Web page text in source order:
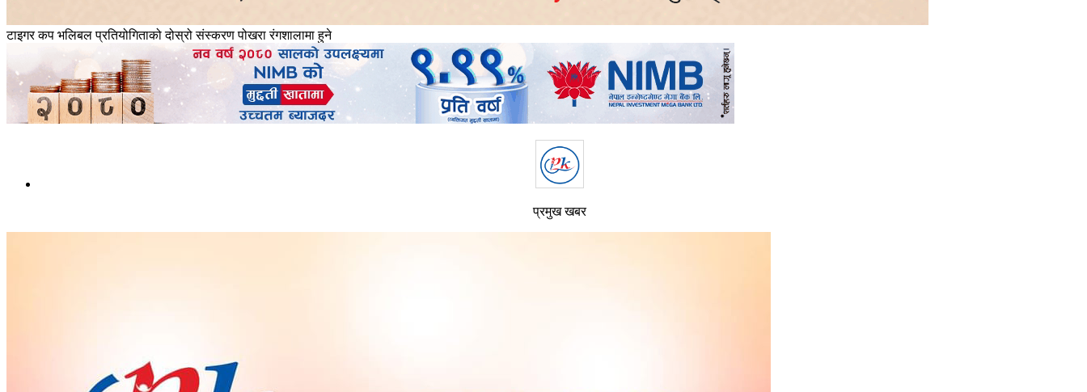
टाइगर कप भलिबल प्रतियोगिताको दोस्रो संस्करण पोखरा रंगशालामा हुने
प्रमुख खबर